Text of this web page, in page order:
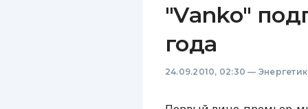
"Vаnko"
года
24.09.2010, 02:30 —